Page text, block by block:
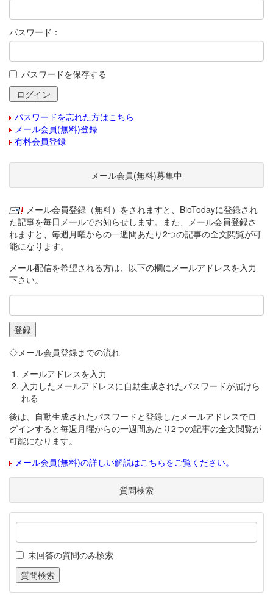
パスワード：
パスワードを保存する
パスワードを忘れた方はこちら
メール会員(無料)登録
有料会員登録
メール会員(無料)募集中
メール会員登録（無料）をされますと、BioTodayに登録され
た記事を毎日メールでお知らせします。また、メール会員登録さ
れますと、毎週月曜からの一週間あたり2つの記事の全文閲覧が可
能になります。
メール配信を希望される方は、以下の欄にメールアドレスを入力
下さい。
◇メール会員登録までの流れ
メールアドレスを入力
入力したメールアドレスに自動生成されたパスワードが届けら
れる
後は、自動生成されたパスワードと登録したメールアドレスでロ
グインすると毎週月曜からの一週間あたり2つの記事の全文閲覧が
可能になります。
メール会員(無料)の詳しい解説はこちらをご覧ください。
質問検索
未回答の質問のみ検索